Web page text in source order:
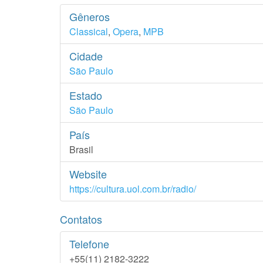
Gêneros
Classical, Opera, MPB
Cidade
São Paulo
Estado
São Paulo
País
Brasil
Website
https://cultura.uol.com.br/radio/
Contatos
Telefone
+55(11) 2182-3222